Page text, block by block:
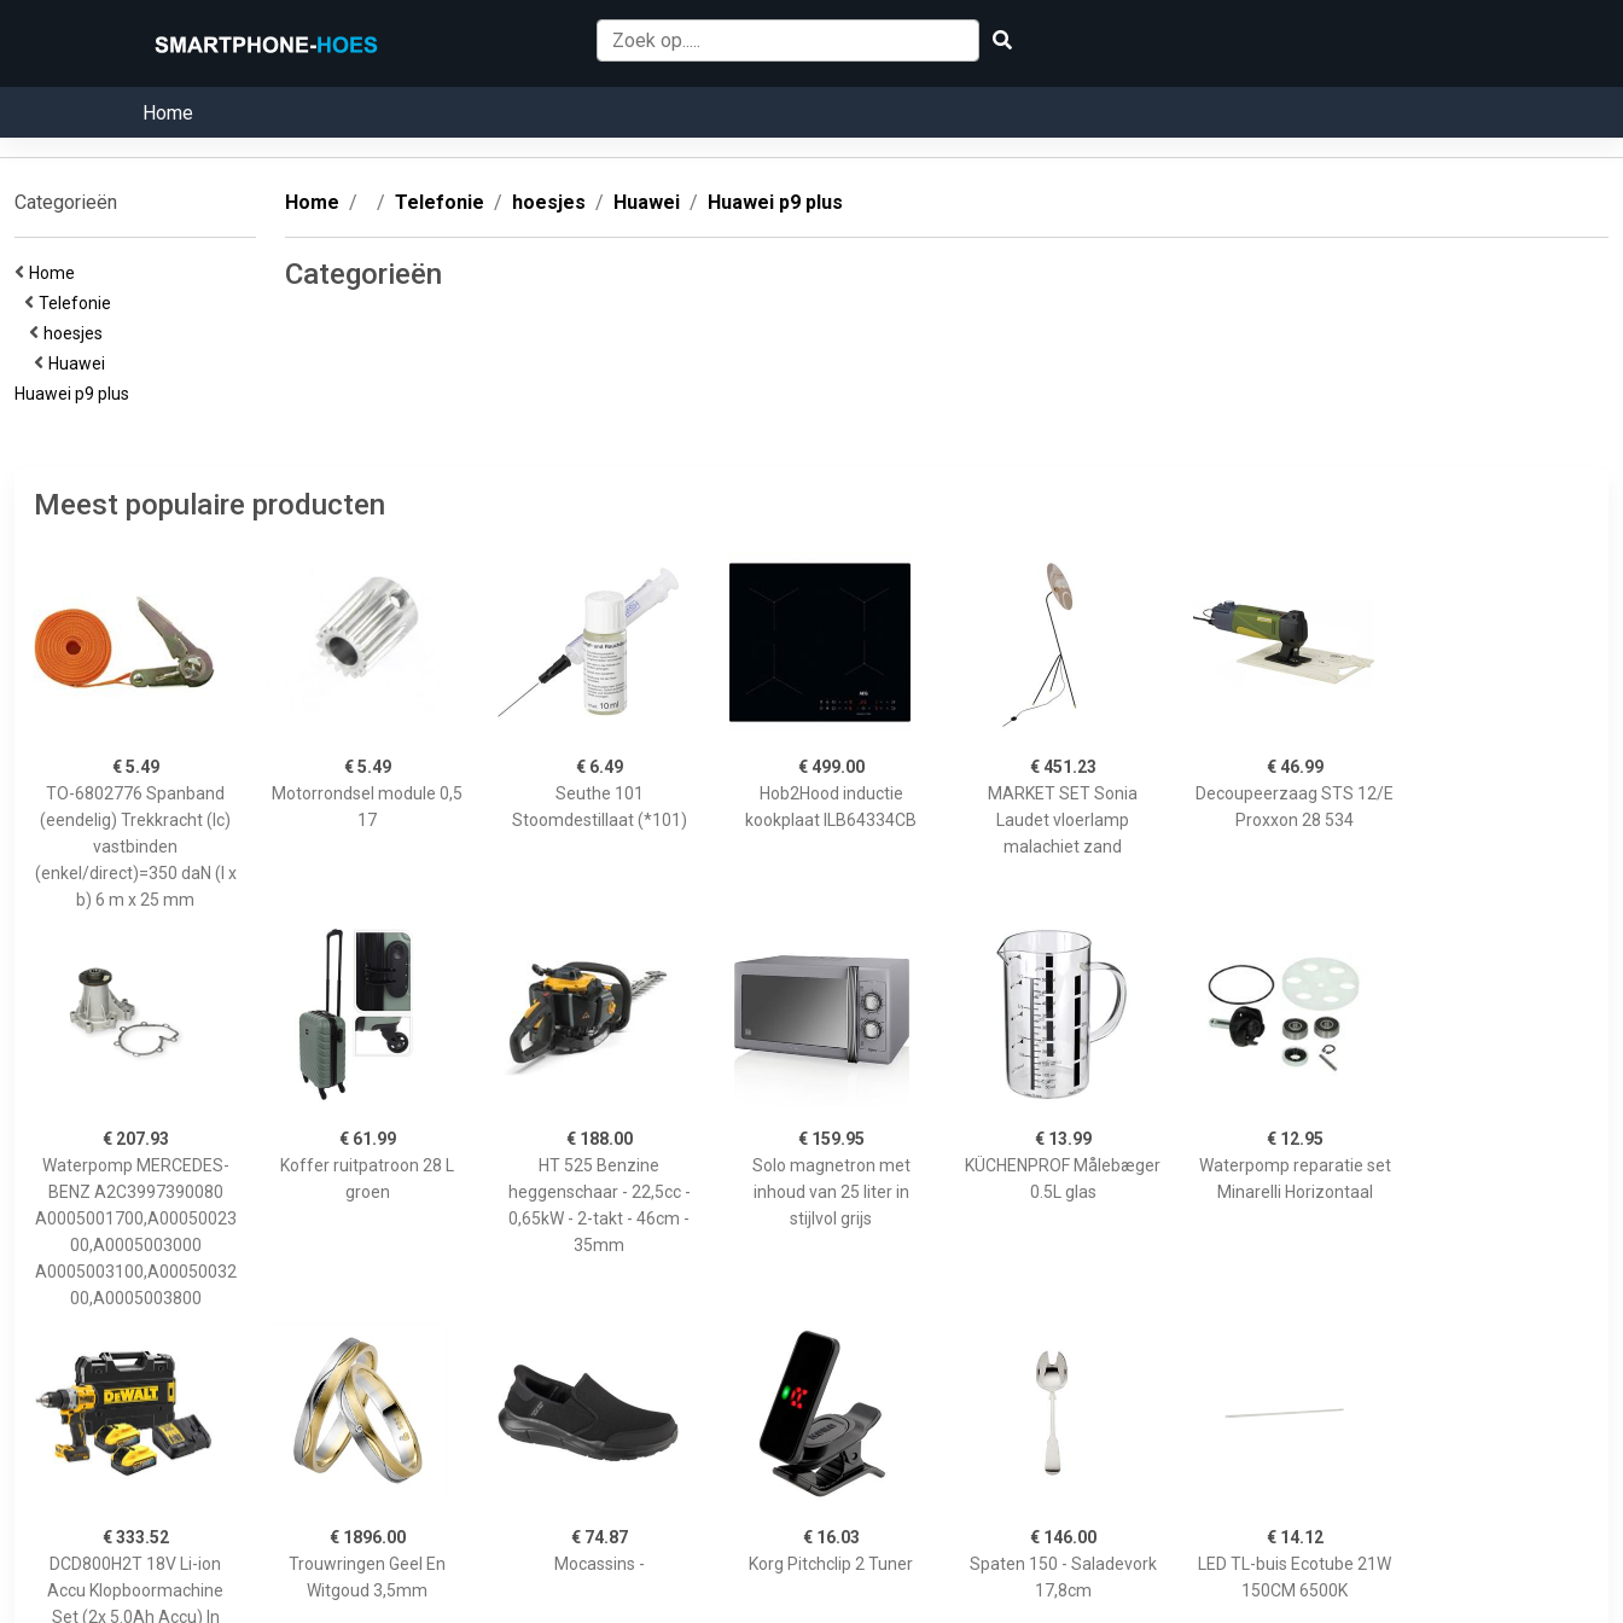
Home
Categorieën
Home
Telefonie
hoesjes
Huawei
Huawei p9 plus
Home Telefonie hoesjes Huawei Huawei p9 plus
Categorieën
Meest populaire producten
€ 5.49
TO-6802776 Spanband
(eendelig) Trekkracht (lc)
vastbinden
(enkel/direct)=350 daN (l x
b) 6 m x 25 mm
€ 5.49
Motorrondsel module 0,5
17
€ 6.49
Seuthe 101
Stoomdestillaat (*101)
€ 499.00
Hob2Hood inductie
kookplaat ILB64334CB
€ 451.23
MARKET SET Sonia
Laudet vloerlamp
malachiet zand
€ 46.99
Decoupeerzaag STS 12/E
Proxxon 28 534
€ 207.93
Waterpomp MERCEDES-
BENZ A2C3997390080
A0005001700,A00050023
00,A0005003000
A0005003100,A00050032
00,A0005003800
€ 61.99
Koffer ruitpatroon 28 L
groen
€ 188.00
HT 525 Benzine
heggenschaar - 22,5cc -
0,65kW - 2-takt - 46cm -
35mm
€ 159.95
Solo magnetron met
inhoud van 25 liter in
stijlvol grijs
€ 13.99
KÜCHENPROF Målebæger
0.5L glas
€ 12.95
Waterpomp reparatie set
Minarelli Horizontaal
€ 333.52
DCD800H2T 18V Li-ion
Accu Klopboormachine
Set (2x 5.0Ah Accu) In
€ 1896.00
Trouwringen Geel En
Witgoud 3,5mm
€ 74.87
Mocassins -
€ 16.03
Korg Pitchclip 2 Tuner
€ 146.00
Spaten 150 - Saladevork
17,8cm
€ 14.12
LED TL-buis Ecotube 21W
150CM 6500K